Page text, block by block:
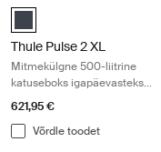
black matte (selected)
Thule Pulse 2 XL
Mitmekülgne 500-liitrine
katuseboks igapäevasteks
seiklusteks
621,95 €
Võrdle toodet